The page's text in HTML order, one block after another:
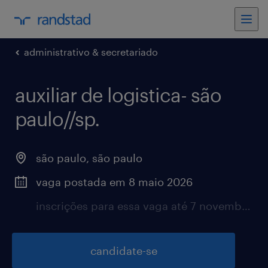
administrativo & secretariado
auxiliar de logistica- são
paulo//sp.
são paulo, são paulo
vaga postada em 8 maio 2026
inscrições para essa vaga até 7 novembro 2026
candidate-se